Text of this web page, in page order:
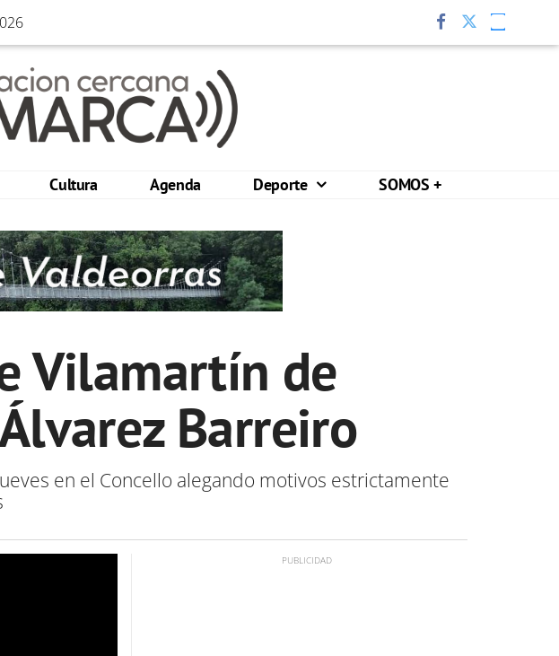
Cultura Agenda Deporte SOMOS +
Vilamartín de
Barreiro
en el Concello alegando motivos estrictamente